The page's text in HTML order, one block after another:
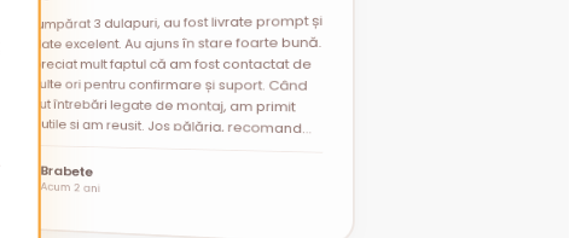
„Am cumpărat 3 dulapuri, au fost livrate prompt și
ambalate excelent. Au ajuns în stare foarte bună.
Am apreciat mult faptul că am fost contactat de
mai multe ori pentru confirmare și suport. Când
am avut întrebări legate de montaj, am primit
sfaturi utile și am reușit. Jos pălăria, recomand
Brabete
Acum 2 ani